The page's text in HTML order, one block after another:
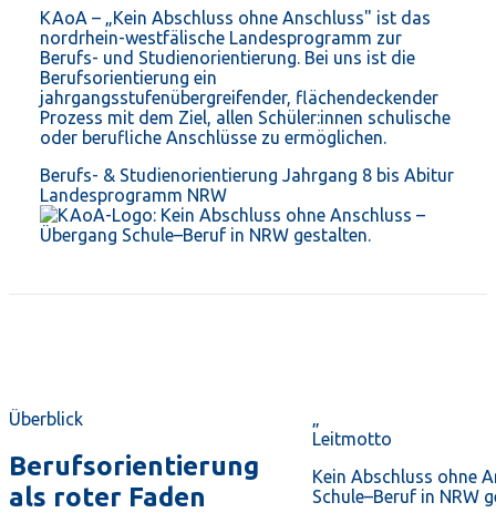
KAoA – „Kein Abschluss ohne Anschluss" ist das
nordrhein-westfälische Landesprogramm zur
Berufs- und Studienorientierung. Bei uns ist die
Berufsorientierung ein
jahrgangsstufenübergreifender, flächendeckender
Prozess mit dem Ziel, allen Schüler:innen schulische
oder berufliche Anschlüsse zu ermöglichen.
Berufs- & Studienorientierung Jahrgang 8 bis Abitur
Landesprogramm NRW
Überblick
Berufsorientierung
als roter Faden
„
Leitmotto
Kein Abschluss ohne
Schule–Beruf in NRW